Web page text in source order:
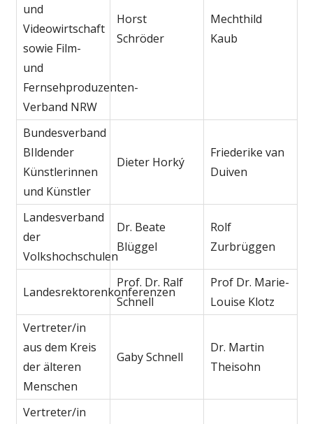
und
Videowirtschaft
sowie Film-
und
Fernsehproduzenten-
Verband NRW
Horst
Schröder
Mechthild
Kaub
Bundesverband
BIldender
Künstlerinnen
und Künstler
Dieter Horký
Friederike van
Duiven
Landesverband
der
Volkshochschulen
Dr. Beate
Blüggel
Rolf
Zurbrüggen
Landesrektorenkonferenzen
Prof. Dr. Ralf
Schnell
Prof Dr. Marie-
Louise Klotz
Vertreter/in
aus dem Kreis
der älteren
Menschen
Gaby Schnell
Dr. Martin
Theisohn
Vertreter/in